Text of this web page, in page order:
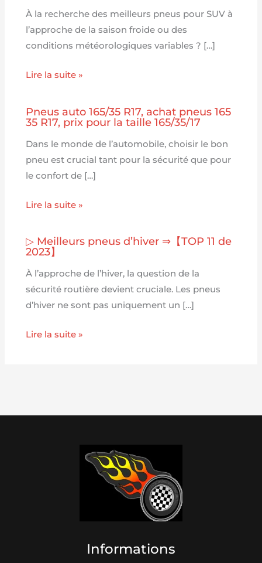
À la recherche des meilleurs pneus pour SUV à
l’approche de la saison froide ou des
conditions météorologiques variables ? […]
Lire la suite »
Pneus auto 165/35 R17, achat pneus 165
35 R17, prix pour la taille 165/35/17
Dans le monde de l’automobile, choisir le bon
pneu est crucial tant pour la sécurité que pour
le confort de […]
Lire la suite »
▷ Meilleurs pneus d’hiver ⇒【TOP 11 de
2023】
À l’approche de l’hiver, la question de la
sécurité routière devient cruciale. Les pneus
d’hiver ne sont pas uniquement un […]
Lire la suite »
Informations